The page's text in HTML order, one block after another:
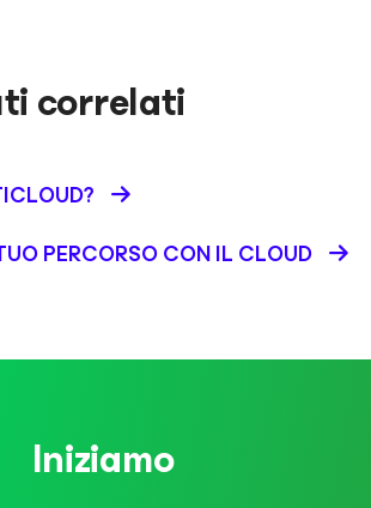
correlati
PERCORSO CON IL CLOUD
Iniziamo